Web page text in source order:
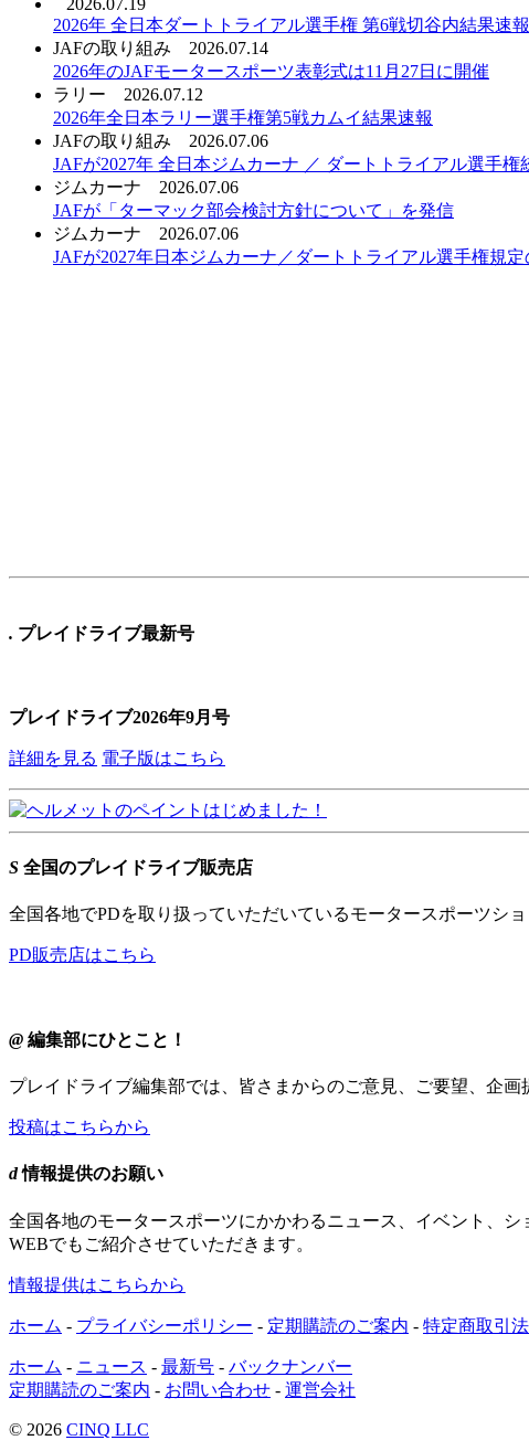
2026.07.19
2026年 全日本ダートトライアル選手権 第6戦切谷内結果速報
JAFの取り組み
2026.07.14
2026年のJAFモータースポーツ表彰式は11月27日に開催
ラリー
2026.07.12
2026年全日本ラリー選手権第5戦カムイ結果速報
JAFの取り組み
2026.07.06
JAFが2027年 全日本ジムカーナ ／ ダートトライアル選手
ジムカーナ
2026.07.06
JAFが「ターマック部会検討方針について」を発信
ジムカーナ
2026.07.06
JAFが2027年日本ジムカーナ／ダートトライアル選手権規
. プレイドライブ最新号
プレイドライブ2026年9月号
詳細を見る 電子版はこちら
S 全国のプレイドライブ販売店
全国各地でPDを取り扱っていただいているモータースポーツシ
PD販売店はこちら
@ 編集部にひとこと！
プレイドライブ編集部では、皆さまからのご意見、ご要望、企
投稿はこちらから
d情報提供のお願い
全国各地のモータースポーツにかかわるニュース、イベント、
WEBでもご紹介させていただきます。
情報提供はこちらから
ホーム - プライバシーポリシー - 定期購読のご案内 - 特定商取引
ホーム - ニュース - 最新号 - バックナンバー
定期購読のご案内 - お問い合わせ - 運営会社
© 2026 CINQ LLC